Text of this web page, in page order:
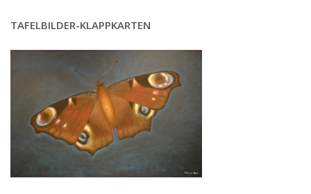
TAFELBILDER-KLAPPKARTEN